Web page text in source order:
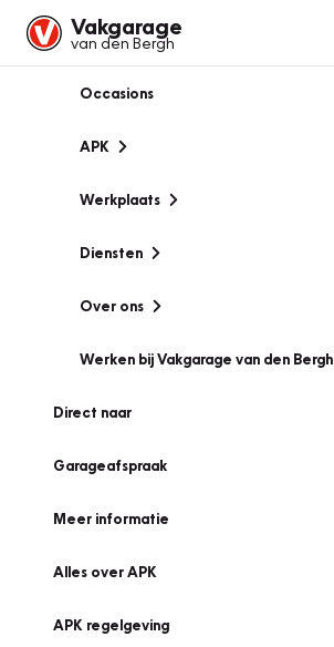
Vakgarage
van den Bergh
Occasions
APK
Werkplaats
Diensten
Over ons
Werken bij Vakgarage van den Bergh
Direct naar
Garageafspraak
Meer informatie
Alles over APK
APK regelgeving